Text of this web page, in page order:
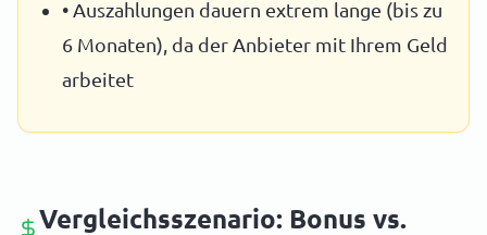
• Auszahlungen dauern extrem lange (bis zu
6 Monaten), da der Anbieter mit Ihrem Geld
arbeitet
Vergleichsszenario: Bonus vs.